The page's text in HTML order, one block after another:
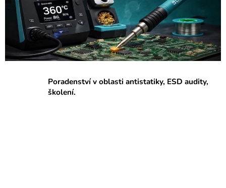
c
o
Poradenství v oblasti antistatiky, ESD audity,
školení.